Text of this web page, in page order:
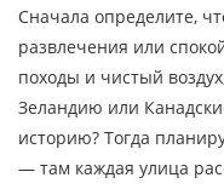
Сначала определите,
развлечения или
походы и чистый
Зеландию или
историю? Тогда
— там каждая улица